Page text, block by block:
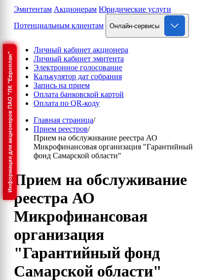
Информация для акционеров ПАО "ЛК "Европлан"
Эмитентам Акционерам Юридические услуги
Потенциальным клиентам
Онлайн-сервисы
Личный кабинет акционера
Личный кабинет эмитента
Электронное голосование
Калькулятор дат собрания
Запись на прием
Оплата банковской картой
Оплата по QR-коду
Главная страница/
Прием реестров/
Прием на обслуживание реестра АО
Микрофинансовая организация "Гарантийный
фонд Самарской области"
Прием на обслуживание
реестра АО
Микрофинансовая
организация
"Гарантийный фонд
Самарской области"